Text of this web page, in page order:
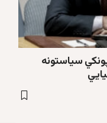
سیاستونه